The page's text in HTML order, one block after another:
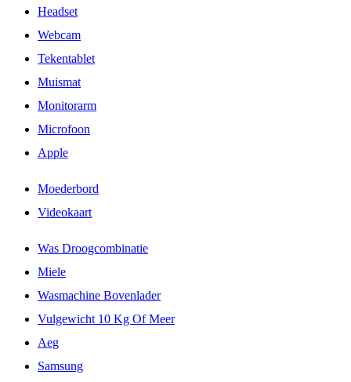
Headset
Webcam
Tekentablet
Muismat
Monitorarm
Microfoon
Apple
Moederbord
Videokaart
Was Droogcombinatie
Miele
Wasmachine Bovenlader
Vulgewicht 10 Kg Of Meer
Aeg
Samsung